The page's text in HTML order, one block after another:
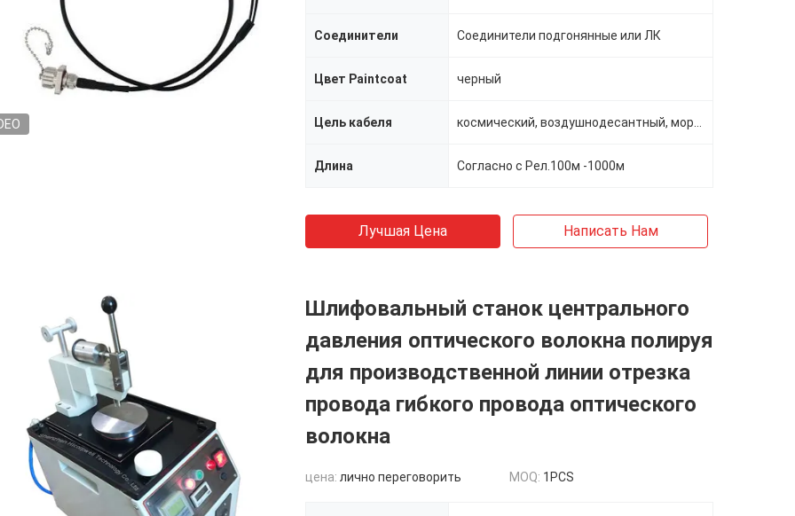
Соединители Соединители подгонянные или ЛК
Цвет Paintcoat черный
Цель кабеля
Длина Согласно с Рел.100м -1000м
Лучшая Цена Написать Нам
Шлифовальный станок центрального
давления оптического волокна полируя
для производственной линии отрезка
провода гибкого провода оптического
волокна
цена: лично переговорить MOQ: 1PCS